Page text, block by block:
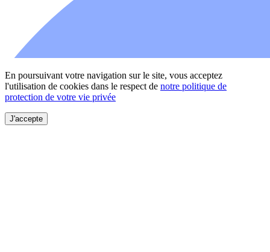
En poursuivant votre navigation sur le site, vous acceptez
l'utilisation de cookies dans le respect de notre politique de
protection de votre vie privée
J'accepte